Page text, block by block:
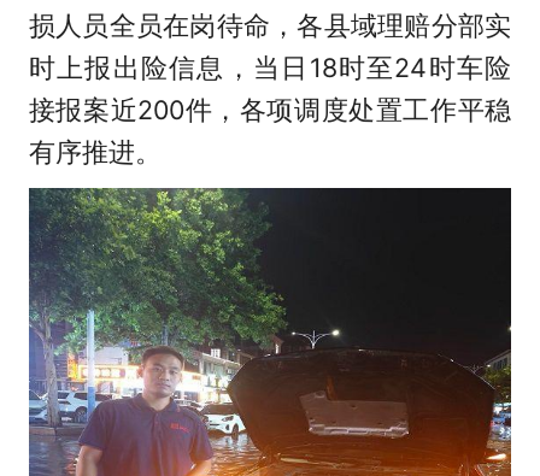
损人员全员在岗待命，各县域理赔分部实
时上报出险信息，当日18时至24时车险
接报案近200件，各项调度处置工作平稳
有序推进。